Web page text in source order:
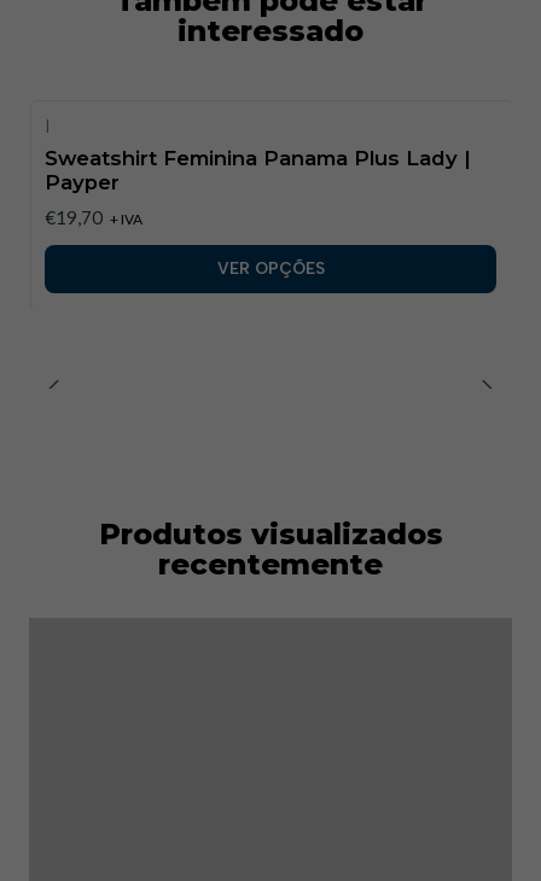
interessado
|
Sweatshirt Feminina Panama Plus Lady |
Payper
€19,70 + IVA
VER OPÇÕES
Produtos visualizados
recentemente